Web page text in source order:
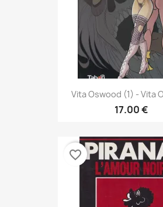
Vita Oswood (1) - Vita
17.00 €
favorite_border